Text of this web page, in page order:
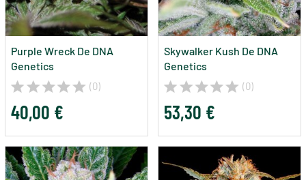
Purple Wreck De DNA
Genetics
(0)
40,00 €
Skywalker Kush De DNA
Genetics
(0)
53,30 €